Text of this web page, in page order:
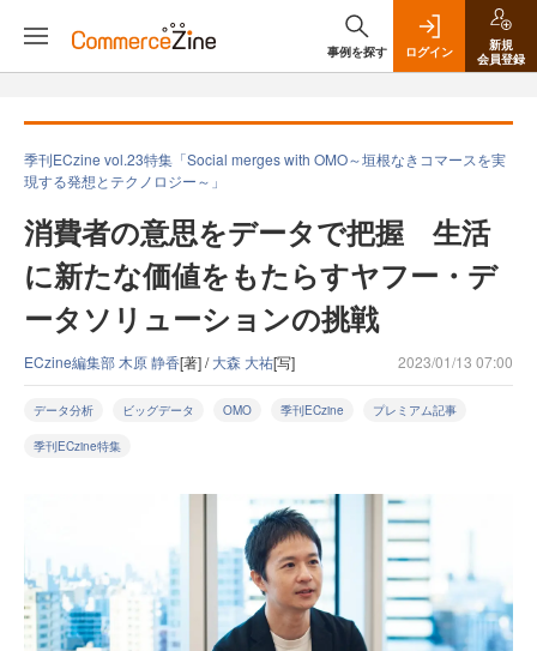
事例を探す ログイン
新規
会員登録
季刊ECzine vol.23特集「Social merges with OMO～垣根なきコマースを実
現する発想とテクノロジー～」
消費者の意思をデータで把握 生活
に新たな価値をもたらすヤフー・デ
ータソリューションの挑戦
ECzine編集部 木原 静香[著] /大森 大祐[写] 2023/01/13 07:00
データ分析 ビッグデータ OMO 季刊ECzine プレミアム記事
季刊ECzine特集